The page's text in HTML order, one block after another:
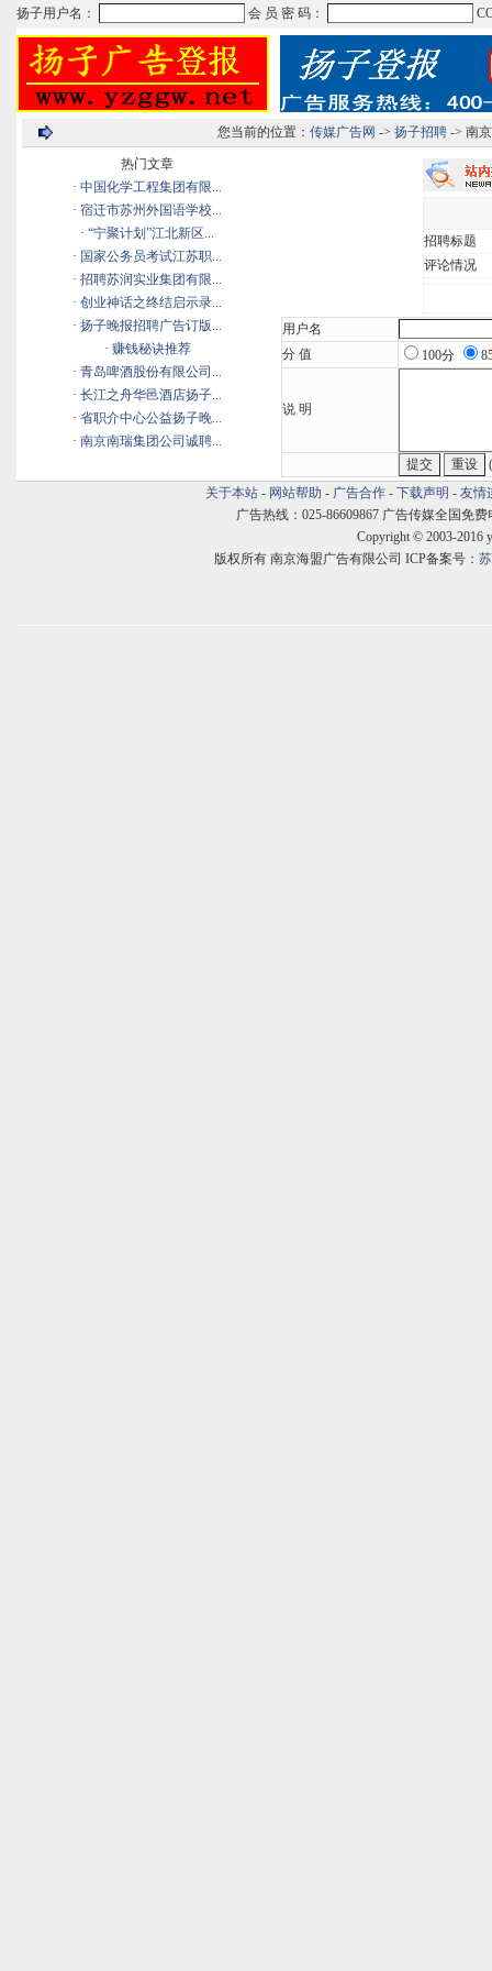
您当前的位置： 传媒广告网 -> 扬子招聘-> 南
热门文章
· 中国化学工程集团有限...
· 宿迁市苏州外国语学校...
· “宁聚计划”江北新区...
· 国家公务员考试江苏职...
· 招聘苏润实业集团有限...
· 创业神话之终结启示录...
· 扬子晚报招聘广告订版...
· 赚钱秘诀推荐
· 青岛啤酒股份有限公司...
· 长江之舟华邑酒店扬子...
· 省职介中心公益扬子晚...
· 南京南瑞集团公司诚聘...
招聘标题
评论情况
用户名
分 值
100分
说 明
关于本站 - 网站帮助 - 广告合作 - 下载声明 - 友情
广告热线：025-86609867 广告传媒全国免费
Copyright © 2003-2016
版权所有 南京海盟广告有限公司 ICP备案号：